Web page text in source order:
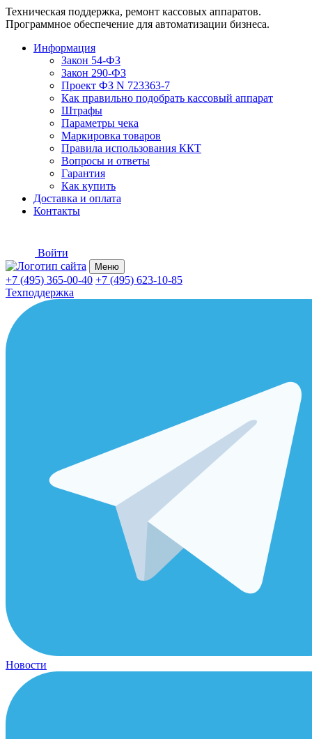
Техническая поддержка, ремонт кассовых аппаратов.
Программное обеспечение для автоматизации бизнеса.
Информация
Закон 54-ФЗ
Закон 290-ФЗ
Проект ФЗ N 723363-7
Как правильно подобрать кассовый аппарат
Штрафы
Параметры чека
Маркировка товаров
Правила использования ККТ
Вопросы и ответы
Гарантия
Как купить
Доставка и оплата
Контакты
Войти
Меню
+7 (495) 365-00-40 +7 (495) 623-10-85
Техподдержка
Новости